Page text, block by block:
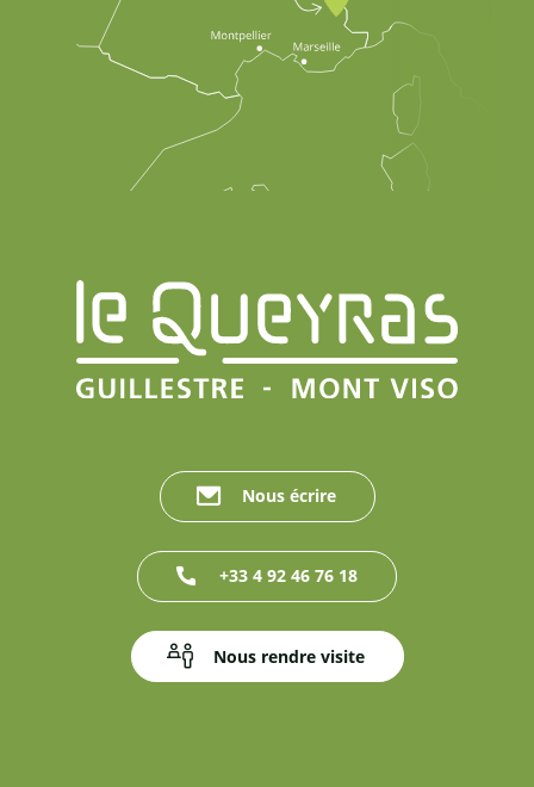
Nous écrire
+33 4 92 46 76 18
Nous rendre visite